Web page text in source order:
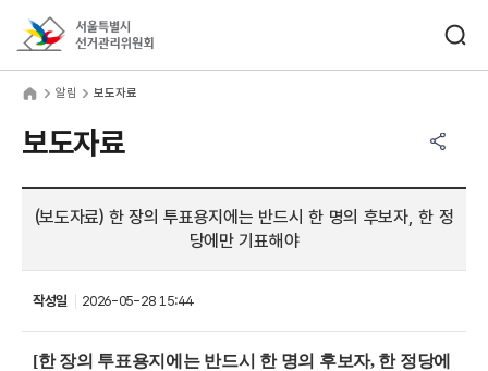
알림 보도자료
보도자료
(보도자료) 한 장의 투표용지에는 반드시 한 명의 후보자, 한 정
당에만 기표해야
작성일 2026-05-28 15:44
[한 장의 투표용지에는 반드시 한 명의 후보자, 한 정당에